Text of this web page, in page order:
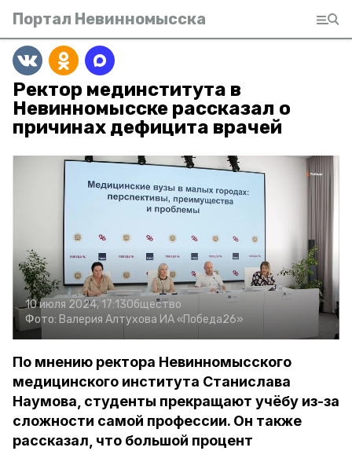
Портал Невинномысска
Ректор мединститута в
Невинномысске рассказал о
причинах дефицита врачей
10 июля 2024, 17:13Общество
Фото: Валерия Алтухова ИА «Победа26»
По мнению ректора Невинномысского
медицинского института Станислава
Наумова, студенты прекращают учёбу из-за
сложности самой профессии. Он также
рассказал, что большой процент